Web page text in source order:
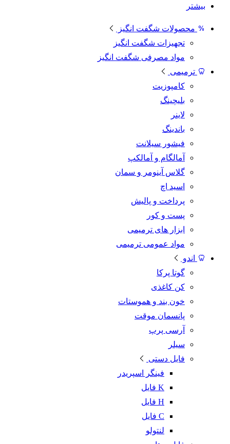
بیشتر
محصولات شگفت انگیز
تجهیزات شگفت انگیز
مواد مصرفی شگفت انگیز
ترمیمی
کامپوزیت
بلیچینگ
لاینر
باندینگ
فیشور سیلانت
آمالگام و آمالکپ
گلاس آینومر و سمان
اسید اچ
پرداخت و پالیش
پست و کور
ابزار های ترمیمی
مواد عمومی ترمیمی
اندو
گوتا پرکا
کن کاغذی
خون بند و هموستات
پانسمان موقت
آرسی پرپ
سیلر
فایل دستی
فینگر اسپریدر
K فایل
H فایل
C فایل
لنتولو